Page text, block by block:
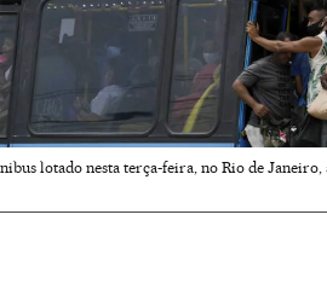
lotado nesta terça-feira, no Rio de